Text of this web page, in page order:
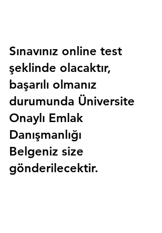
Sınavınız online test
şeklinde olacaktır,
başarılı olmanız
durumunda Üniversite
Onaylı Emlak
Danışmanlığı
Belgeniz size
gönderilecektir.